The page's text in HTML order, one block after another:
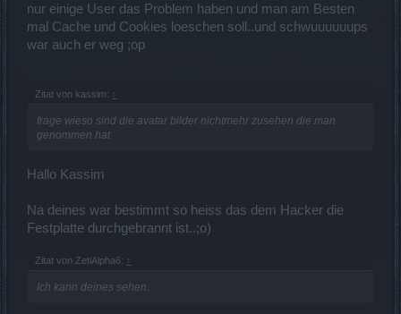
nur einige User das Problem haben und man am Besten
mal Cache und Cookies loeschen soll..und schwuuuuuups
war auch er weg ;op
Zitat von kassim: ↑
frage wieso sind die avatar bilder nichtmehr zusehen die man
genommen hat
Hallo Kassim
Na deines war bestimmt so heiss das dem Hacker die
Festplatte durchgebrannt ist..;o)
Zitat von ZetiAlpha6: ↑
Ich kann deines sehen.